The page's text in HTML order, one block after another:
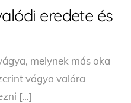
eredete és
melynek más oka
vágya valóra
[…]